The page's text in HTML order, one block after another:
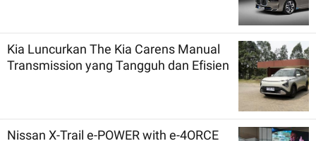
Kia Luncurkan The Kia Carens Manual
Transmission yang Tangguh dan Efisien
Nissan X-Trail e-POWER with e-4ORCE